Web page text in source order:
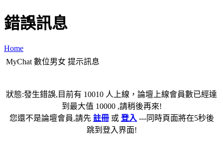
錯誤訊息
Home
MyChat 數位男女 提示訊息
狀態:發生錯誤,目前有 10010 人上線，論壇上線會員數已經達
到最大值 10000 ,請稍後再來!
您還不是論壇會員,請先 註冊或 登入 ---同時頁面將在5秒後
跳到登入界面!